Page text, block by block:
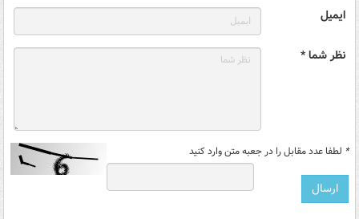
ایمیل
نظر شما *
* لطفا عدد مقابل را در جعبه متن وارد کنید